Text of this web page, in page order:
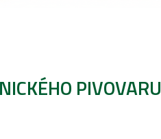
PIVOVARU